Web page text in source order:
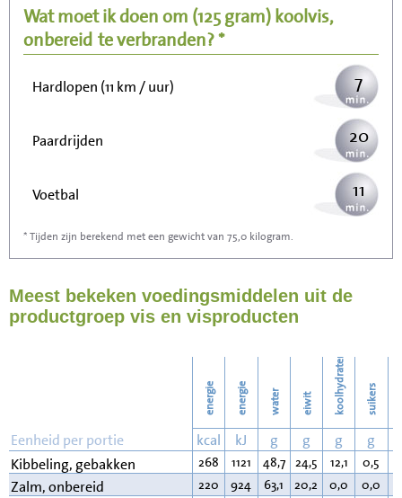
Wat moet ik doen om (125 gram)koolvis,
onbereid te verbranden? *
Wandelen (5 km/uur)
Hardlopen (11 km / uur) 7
Paardrijden 20
Voetbal 11
Stofzuigen
Strijken 35
40
* Tijden zijn berekend met een gewicht van 75,0 kilogram.
Meest bekeken voedingsmiddelen uit de
productgroep vis en visproducten
energie energie water eiwit koolhydraten suikers
Eenheid per portie kcal kJ g g g g
Kibbeling, gebakken
268 1121 48,7 24,5 12,1 0,5
Zalm, onbereid 220 924 63,1 20,2 0,0 0,0